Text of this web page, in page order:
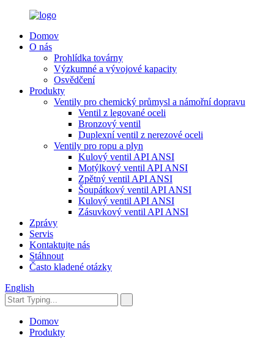
Domov
O nás
Prohlídka továrny
Výzkumné a vývojové kapacity
Osvědčení
Produkty
Ventily pro chemický průmysl a námořní dopravu
Ventil z legované oceli
Bronzový ventil
Duplexní ventil z nerezové oceli
Ventily pro ropu a plyn
Kulový ventil API ANSI
Motýlkový ventil API ANSI
Zpětný ventil API ANSI
Šoupátkový ventil API ANSI
Kulový ventil API ANSI
Zásuvkový ventil API ANSI
Zprávy
Servis
Kontaktujte nás
Stáhnout
Často kladené otázky
English
Domov
Produkty